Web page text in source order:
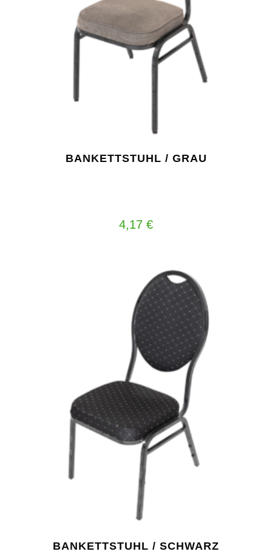
BANKETTSTUHL / GRAU
4,17 €
BANKETTSTUHL / SCHWARZ